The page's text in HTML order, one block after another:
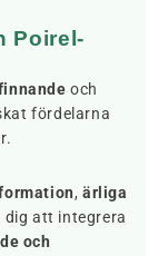
Poirel-
och
fördelarna
,ärliga
att integrera
och